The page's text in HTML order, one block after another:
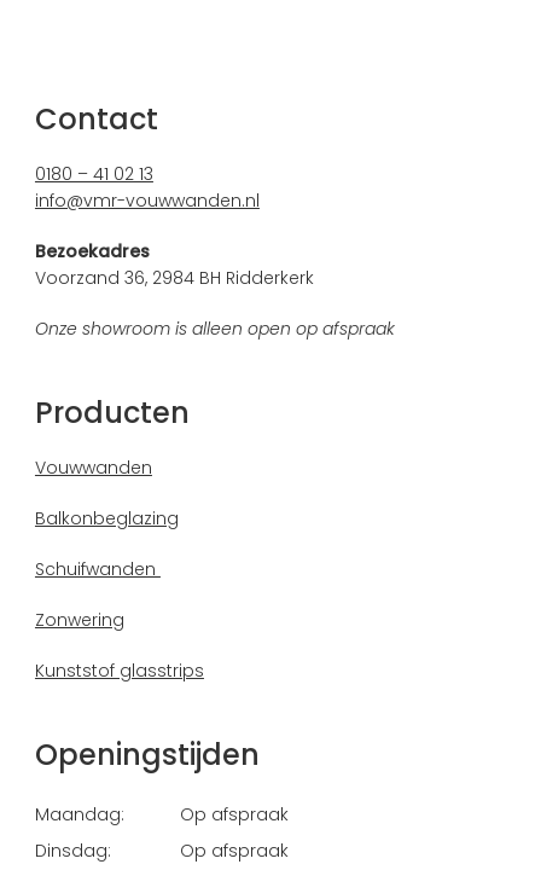
Contact
0180 – 41 02 13
info@vmr-vouwwanden.nl
Bezoekadres
Voorzand 36, 2984 BH Ridderkerk
Onze showroom is alleen open op afspraak
Producten
Vouwwanden
Balkonbeglazing
Schuifwanden
Zonwering
Kunststof glasstrips
Openingstijden
Maandag:
Op afspraak
Dinsdag:
Op afspraak